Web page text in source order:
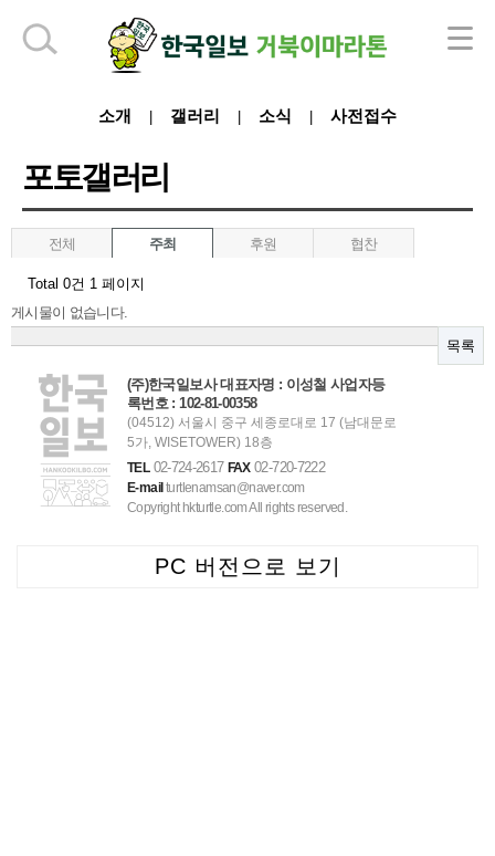
소개 갤러리 소식 사전접수
포토갤러리
전체 주최 후원 협찬
Total 0건 1 페이지
게시물이 없습니다.
목록
하단 영역
(주)한국일보사 대표자명 : 이성철 사업자등
록번호 : 102-81-00358
(04512) 서울시 중구 세종로대로 17 (남대문로
5가, WISETOWER) 18층
TEL02-724-2617 FAX02-720-7222
E-mail turtlenamsan@naver.com
Copyright hkturtle.com All rights reserved.
PC 버전으로 보기